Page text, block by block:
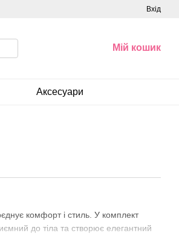
Вхід
Мій кошик
Аксесуари
комфорт і стиль. У комплект
до тіла та створює елегантний